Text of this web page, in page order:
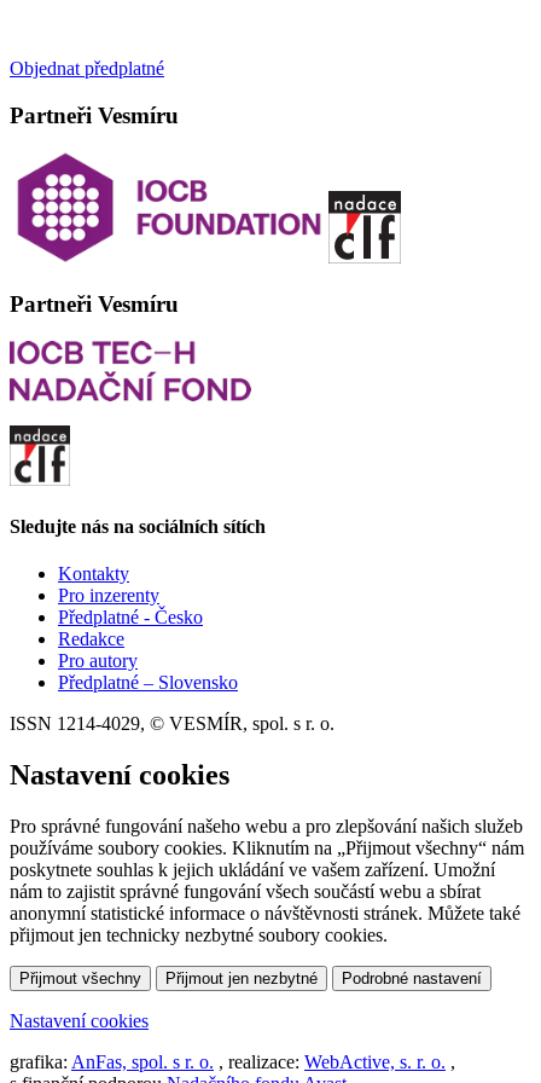
Objednat předplatné
Partneři Vesmíru
Partneři Vesmíru
Sledujte nás na sociálních sítích
Kontakty
Pro inzerenty
Předplatné - Česko
Redakce
Pro autory
Předplatné – Slovensko
ISSN 1214-4029, © VESMÍR, spol. s r. o.
Nastavení cookies
Pro správné fungování našeho webu a pro zlepšování našich služeb
používáme soubory cookies. Kliknutím na „Přijmout všechny“ nám
poskytnete souhlas k jejich ukládání ve vašem zařízení. Umožní
nám to zajistit správné fungování všech součástí webu a sbírat
anonymní statistické informace o návštěvnosti stránek. Můžete také
přijmout jen technicky nezbytné soubory cookies.
Přijmout všechny Přijmout jen nezbytné Podrobné nastavení
Nastavení cookies
grafika: AnFas, spol. s r. o. , realizace: WebActive, s. r. o. ,